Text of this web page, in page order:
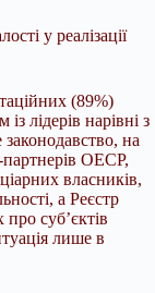
у реалізації
(89%)
лідерів нарівні з
на
партнерів ОЕСР,
власників,
а Реєстр
суб’єктів
лише в